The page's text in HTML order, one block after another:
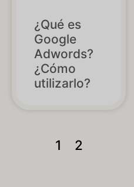
¿Qué es
Google
Adwords?
¿Cómo
utilizarlo?
1 2